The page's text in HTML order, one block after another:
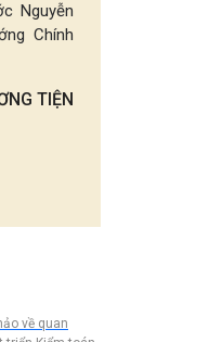
Nguyễn
Chính
TIỆN